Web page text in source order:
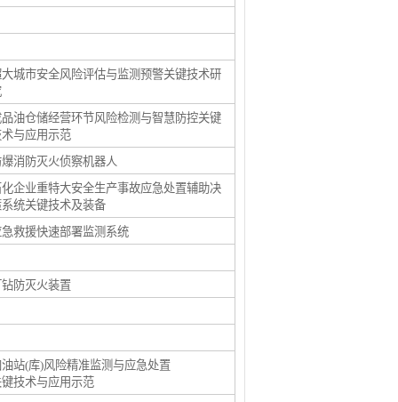
城市安全风险评估与监测预警关键技术研
油仓储经营环节风险检测与智慧防控关键
与应用示范
消防灭火侦察机器人
企业重特大安全生产事故应急处置辅助决
统关键技术及装备
救援快速部署监测系统
防灭火装置
站(库)风险精准监测与应急处置
技术与应用示范